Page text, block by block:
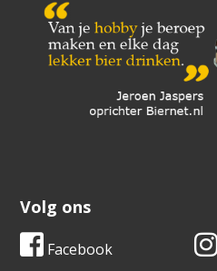
Volg ons
Facebook